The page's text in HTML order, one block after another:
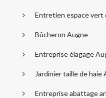
Entretien espace vert
Bûcheron Augne
Entreprise élagage
Jardinier taille de haie
Entreprise abattage